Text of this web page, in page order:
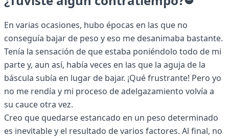
En varias ocasiones, hubo épocas en las que no
conseguía bajar de peso y eso me desanimaba bastante.
Tenía la sensación de que estaba poniéndolo todo de mi
parte y, aun así, había veces en las que la aguja de la
báscula subía en lugar de bajar. ¡Qué frustrante! Pero yo
no me rendía y mi proceso de adelgazamiento volvía a
su cauce otra vez.
Creo que quedarse estancado en un peso determinado
es inevitable y el resultado de varios factores. Al final, no